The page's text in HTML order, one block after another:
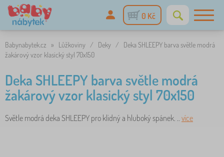
0 Kč
Babynabytek.cz » Lůžkoviny / Deky /
Deka SHLEEPY barva světle modrá
žakárový vzor klasický styl 70x150
Deka SHLEEPY barva světle modrá
žakárový vzor klasický styl 70x150
Světle modrá deka SHLEEPY pro klidný a hluboký spánek. .. více